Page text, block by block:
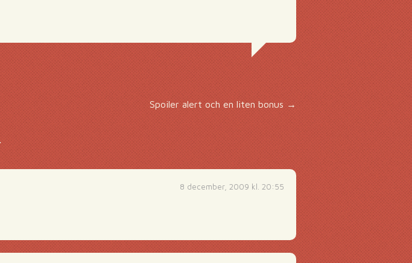
Spoiler alert och en liten bonus→
8 december, 2009 kl. 20:55